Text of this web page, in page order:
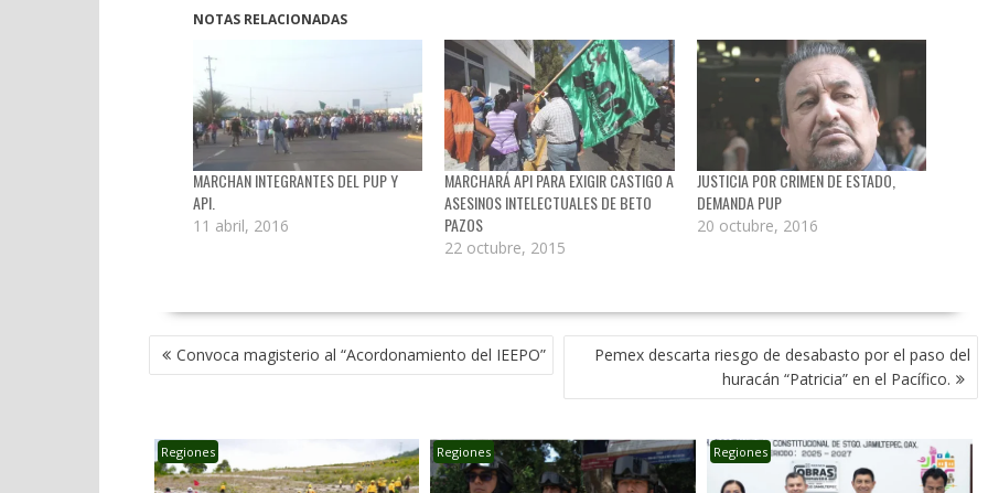
NOTAS RELACIONADAS
MARCHAN INTEGRANTES DEL PUP Y
API.
11 abril, 2016
MARCHARÁ API PARA EXIGIR CASTIGO A
ASESINOS INTELECTUALES DE BETO
PAZOS
22 octubre, 2015
JUSTICIA POR CRIMEN DE ESTADO,
DEMANDA PUP
20 octubre, 2016
NAVEGACIÓN
DE Convoca magisterio al “Acordonamiento del IEEPO”
Pemex descarta riesgo de desabasto por el paso del
huracán “Patricia” en el Pacífico.
Regiones Regiones Regiones